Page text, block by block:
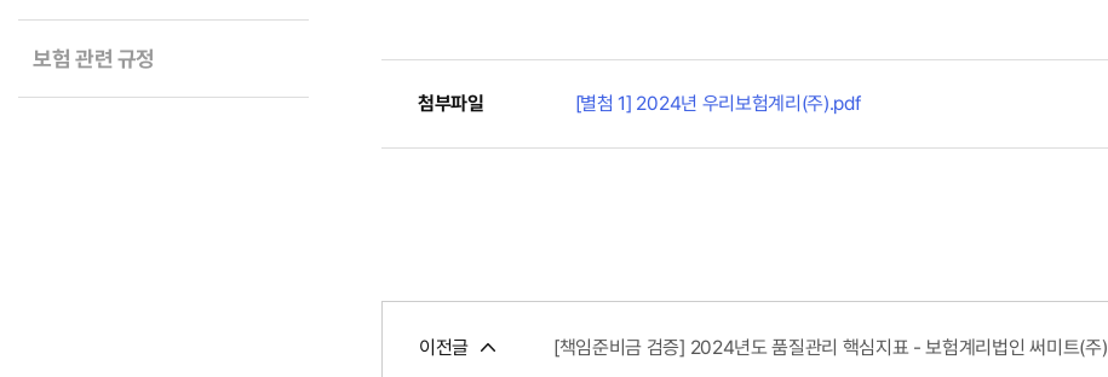
보험 관련 규정
첨부파일 [별첨 1] 2024년 우리보험계리(주).pdf
이전글 [책임준비금 검증] 2024년도 품질관리 핵심지표 - 보험계리법인 써미트(주)